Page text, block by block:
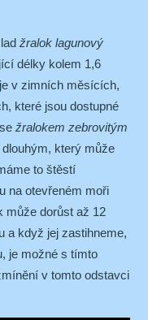
žralok lagunový
délky kolem 1,6
v zimních měsících,
které jsou dostupné
žralokem zebrovitým
který může
to štěstí
na otevřeném moři
může dorůst až 12
a když jej zastihneme,
je možné s tímto
v tomto odstavci